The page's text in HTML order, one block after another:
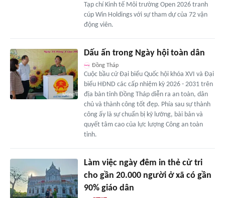
Tạp chí Kinh tế Môi trường Open 2026 tranh
cúp Win Holdings với sự tham dự của 72 vận
động viên.
Dấu ấn trong Ngày hội toàn dân
Đồng Tháp
Cuộc bầu cử Đại biểu Quốc hội khóa XVI và Đại
biểu HĐND các cấp nhiệm kỳ 2026 - 2031 trên
địa bàn tỉnh Đồng Tháp diễn ra an toàn, dân
chủ và thành công tốt đẹp. Phía sau sự thành
công ấy là sự chuẩn bị kỹ lưỡng, bài bản và
quyết tâm cao của lực lượng Công an toàn
tỉnh.
Làm việc ngày đêm in thẻ cử tri
cho gần 20.000 người ở xã có gần
90% giáo dân